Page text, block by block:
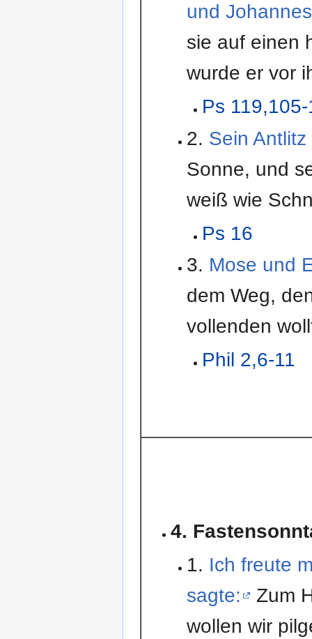
und Johannes
sie auf einen
wurde er vor
Ps
2. Sein
Sonne, und
weiß wie
Ps 16
3. Mose und
dem Weg,
vollenden
Phil 2,6-11
4.
1. Ich freute
sagte:
Zum
wollen wir